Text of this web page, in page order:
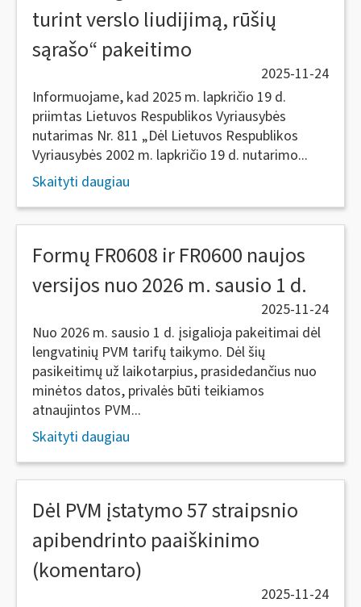
turint verslo liudijimą, rūšių
sąrašo“ pakeitimo
2025-11-24
Informuojame, kad 2025 m. lapkričio 19 d.
priimtas Lietuvos Respublikos Vyriausybės
nutarimas Nr. 811 „Dėl Lietuvos Respublikos
Vyriausybės 2002 m. lapkričio 19 d. nutarimo...
Skaityti daugiau
Formų FR0608 ir FR0600 naujos
versijos nuo 2026 m. sausio 1 d.
2025-11-24
Nuo 2026 m. sausio 1 d. įsigalioja pakeitimai dėl
lengvatinių PVM tarifų taikymo. Dėl šių
pasikeitimų už laikotarpius, prasidedančius nuo
minėtos datos, privalės būti teikiamos
atnaujintos PVM...
Skaityti daugiau
Dėl PVM įstatymo 57 straipsnio
apibendrinto paaiškinimo
(komentaro)
2025-11-24